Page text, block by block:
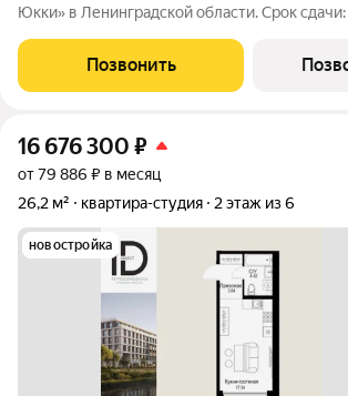
Юкки» в Ленинградской области. Срок
доступной социальной инфраструктурой.
расположен в
Позвонить
16 676 300 ₽
от 79 886 ₽ в месяц
26,2 м²
квартира-студия 2 этаж из 6
новостройка